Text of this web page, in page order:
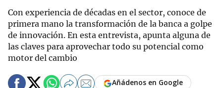
Con experiencia de décadas en el sector, conoce de
primera mano la transformación de la banca a golpe
de innovación. En esta entrevista, apunta alguna de
las claves para aprovechar todo su potencial como
motor del cambio
Añádenos en Google